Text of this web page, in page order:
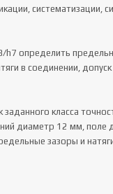
систематизации,
определить
в соединении,
класса
диаметр 12 мм,
зазоры и